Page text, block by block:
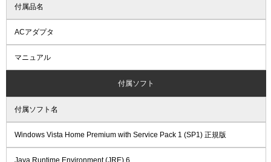
付属品名
ACアダプタ
マニュアル
付属ソフト
付属ソフト名
Windows Vista Home Premium with Service Pack 1 (SP1) 正規版
Java Runtime Environment (JRE) 6